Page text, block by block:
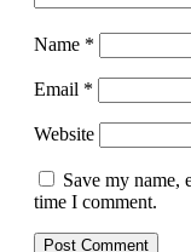
Name *
Email *
Website
Save my name,
time I comment.